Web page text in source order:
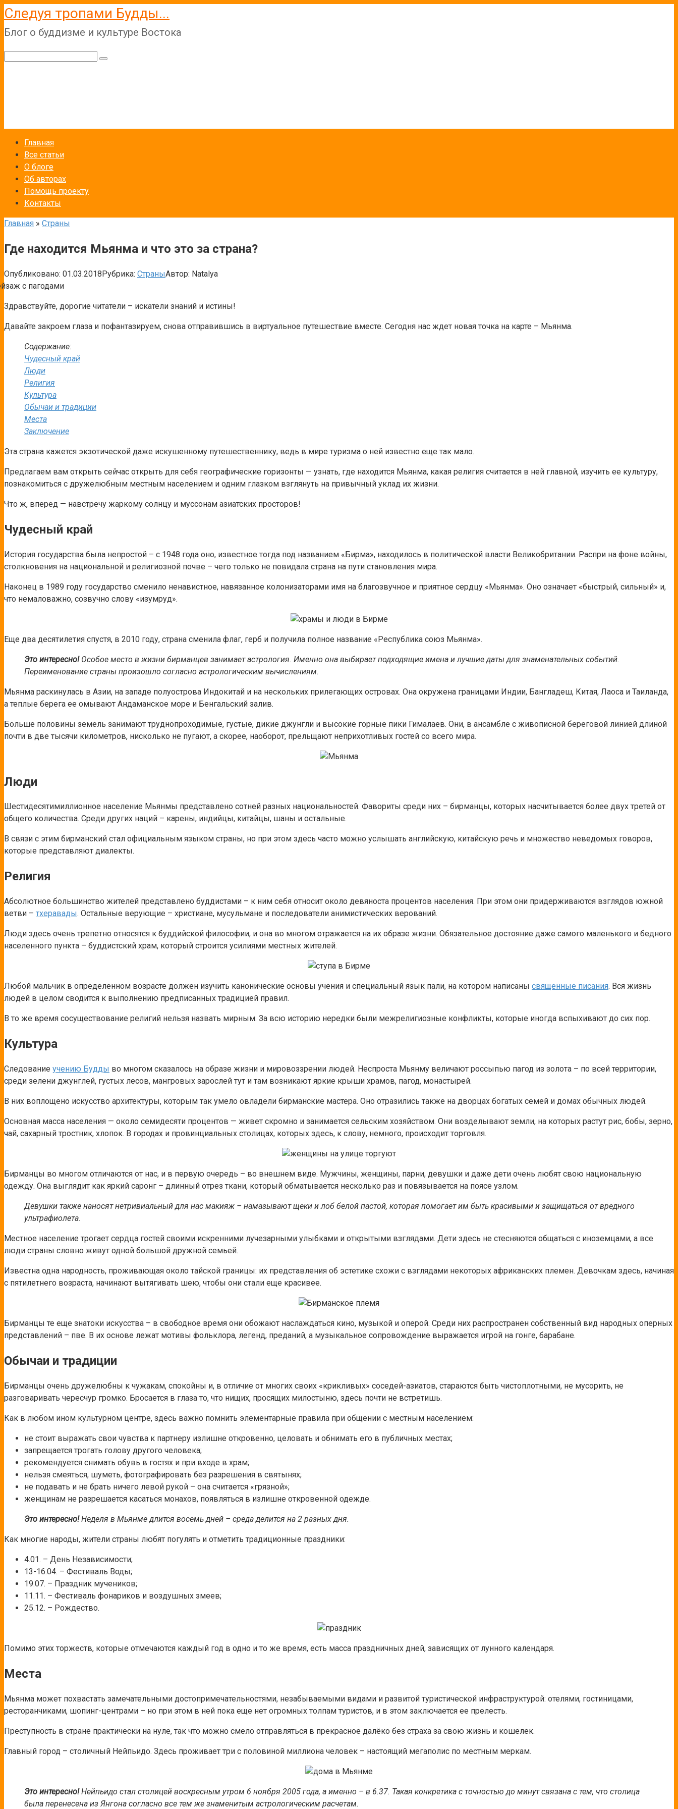
Перейти
к
контенту
Следуя тропами Будды...
Блог о буддизме и культуре Востока
Главная
Все статьи
О блоге
Об авторах
Помощь проекту
Контакты
Главная » Страны
Где находится Мьянма и что это за страна?
Опубликовано: 01.03.2018Рубрика: СтраныАвтор: Natalya
Здравствуйте, дорогие читатели – искатели знаний и истины!
Давайте закроем глаза и пофантазируем, снова отправившись в виртуальное путешествие вместе. Сегодня нас ждет новая точка на карте – Мьянма.
Содержание:
Чудесный край
Люди
Религия
Культура
Обычаи и традиции
Места
Заключение
Эта страна кажется экзотической даже искушенному путешественнику, ведь в мире туризма о ней известно еще так мало.
Предлагаем вам открыть сейчас открыть для себя географические горизонты — узнать, где находится Мьянма, какая религия считается в ней главной, изучить ее культуру,
познакомиться с дружелюбным местным населением и одним глазком взглянуть на привычный уклад их жизни.
Что ж, вперед — навстречу жаркому солнцу и муссонам азиатских просторов!
Чудесный край
История государства была непростой – с 1948 года оно, известное тогда под названием «Бирма», находилось в политической власти Великобритании. Распри на фоне войны,
столкновения на национальной и религиозной почве – чего только не повидала страна на пути становления мира.
Наконец в 1989 году государство сменило ненавистное, навязанное колонизаторами имя на благозвучное и приятное сердцу «Мьянма». Оно означает «быстрый, сильный» и,
что немаловажно, созвучно слову «изумруд».
Еще два десятилетия спустя, в 2010 году, страна сменила флаг, герб и получила полное название «Республика союз Мьянма».
Это интересно! Особое место в жизни бирманцев занимает астрология. Именно она выбирает подходящие имена и лучшие даты для знаменательных событий.
Переименование страны произошло согласно астрологическим вычислениям.
Мьянма раскинулась в Азии, на западе полуострова Индокитай и на нескольких прилегающих островах. Она окружена границами Индии, Бангладеш, Китая, Лаоса и Таиланда,
а теплые берега ее омывают Андаманское море и Бенгальский залив.
Больше половины земель занимают труднопроходимые, густые, дикие джунгли и высокие горные пики Гималаев. Они, в ансамбле с живописной береговой линией длиной
почти в две тысячи километров, нисколько не пугают, а скорее, наоборот, прельщают неприхотливых гостей со всего мира.
Люди
Шестидесятимиллионное население Мьянмы представлено сотней разных национальностей. Фавориты среди них – бирманцы, которых насчитывается более двух третей от
общего количества. Среди других наций – карены, индийцы, китайцы, шаны и остальные.
В связи с этим бирманский стал официальным языком страны, но при этом здесь часто можно услышать английскую, китайскую речь и множество неведомых говоров,
которые представляют диалекты.
Религия
Абсолютное большинство жителей представлено буддистами – к ним себя относит около девяноста процентов населения. При этом они придерживаются взглядов южной
ветви – тхеравады. Остальные верующие – христиане, мусульмане и последователи анимистических верований.
Люди здесь очень трепетно относятся к буддийской философии, и она во многом отражается на их образе жизни. Обязательное достояние даже самого маленького и бедного
населенного пункта – буддистский храм, который строится усилиями местных жителей.
Любой мальчик в определенном возрасте должен изучить канонические основы учения и специальный язык пали, на котором написаны священные писания. Вся жизнь
людей в целом сводится к выполнению предписанных традицией правил.
В то же время сосуществование религий нельзя назвать мирным. За всю историю нередки были межрелигиозные конфликты, которые иногда вспыхивают до сих пор.
Культура
Следование учению Будды во многом сказалось на образе жизни и мировоззрении людей. Неспроста Мьянму величают россыпью пагод из золота – по всей территории,
среди зелени джунглей, густых лесов, мангровых зарослей тут и там возникают яркие крыши храмов, пагод, монастырей.
В них воплощено искусство архитектуры, которым так умело овладели бирманские мастера. Оно отразились также на дворцах богатых семей и домах обычных людей.
Основная масса населения — около семидесяти процентов — живет скромно и занимается сельским хозяйством. Они возделывают земли, на которых растут рис, бобы, зерно,
чай, сахарный тростник, хлопок. В городах и провинциальных столицах, которых здесь, к слову, немного, происходит торговля.
Бирманцы во многом отличаются от нас, и в первую очередь – во внешнем виде. Мужчины, женщины, парни, девушки и даже дети очень любят свою национальную
одежду. Она выглядит как яркий саронг – длинный отрез ткани, который обматывается несколько раз и повязывается на поясе узлом.
Девушки также наносят нетривиальный для нас макияж – намазывают щеки и лоб белой пастой, которая помогает им быть красивыми и защищаться от вредного
ультрафиолета.
Местное население трогает сердца гостей своими искренними лучезарными улыбками и открытыми взглядами. Дети здесь не стесняются общаться с иноземцами, а все
люди страны словно живут одной большой дружной семьей.
Известна одна народность, проживающая около тайской границы: их представления об эстетике схожи с взглядами некоторых африканских племен. Девочкам здесь, начиная
с пятилетнего возраста, начинают вытягивать шею, чтобы они стали еще красивее.
Бирманцы те еще знатоки искусства – в свободное время они обожают наслаждаться кино, музыкой и оперой. Среди них распространен собственный вид народных оперных
представлений – пве. В их основе лежат мотивы фольклора, легенд, преданий, а музыкальное сопровождение выражается игрой на гонге, барабане.
Обычаи и традиции
Бирманцы очень дружелюбны к чужакам, спокойны и, в отличие от многих своих «крикливых» соседей-азиатов, стараются быть чистоплотными, не мусорить, не
разговаривать чересчур громко. Бросается в глаза то, что нищих, просящих милостыню, здесь почти не встретишь.
Как в любом ином культурном центре, здесь важно помнить элементарные правила при общении с местным населением:
не стоит выражать свои чувства к партнеру излишне откровенно, целовать и обнимать его в публичных местах;
запрещается трогать голову другого человека;
рекомендуется снимать обувь в гостях и при входе в храм;
нельзя смеяться, шуметь, фотографировать без разрешения в святынях;
не подавать и не брать ничего левой рукой – она считается «грязной»;
женщинам не разрешается касаться монахов, появляться в излишне откровенной одежде.
Это интересно! Неделя в Мьянме длится восемь дней – среда делится на 2 разных дня.
Как многие народы, жители страны любят погулять и отметить традиционные праздники:
4.01. – День Независимости;
13-16.04. – Фестиваль Воды;
19.07. – Праздник мучеников;
11.11. – Фестиваль фонариков и воздушных змеев;
25.12. – Рождество.
Помимо этих торжеств, которые отмечаются каждый год в одно и то же время, есть масса праздничных дней, зависящих от лунного календаря.
Места
Мьянма может похвастать замечательными достопримечательностями, незабываемыми видами и развитой туристической инфраструктурой: отелями, гостиницами,
ресторанчиками, шопинг-центрами – но при этом в ней пока еще нет огромных толпам туристов, и в этом заключается ее прелесть.
Преступность в стране практически на нуле, так что можно смело отправляться в прекрасное далёко без страха за свою жизнь и кошелек.
Главный город – столичный Нейпьидо. Здесь проживает три с половиной миллиона человек – настоящий мегаполис по местным меркам.
Это интересно! Нейпьидо стал столицей воскресным утром 6 ноября 2005 года, а именно – в 6.37. Такая конкретика с точностью до минут связана с тем, что столица
была перенесена из Янгона согласно все тем же знаменитым астрологическим расчетам.